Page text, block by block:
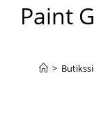
Paint
>